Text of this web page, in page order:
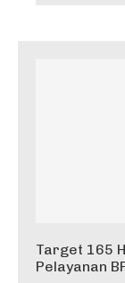
Target 165
Pelayanan